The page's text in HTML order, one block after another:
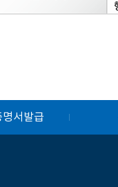
명서발급